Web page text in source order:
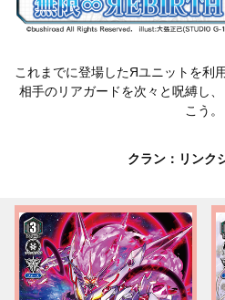
これまでに登場したЯユニットを利
相手のリアガードを次々と呪縛し
こう。
クラン：リンク